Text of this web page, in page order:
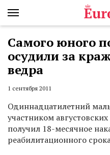
Самого юного
осудили за
ведра
1 сентября 2011
Одиннадцатилетний
участником
получил 18-месячное
реабилитационного